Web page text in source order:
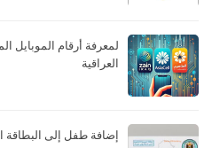
لمعرفة أرقام
العراقية
إضافة طفل إلى البطاقة